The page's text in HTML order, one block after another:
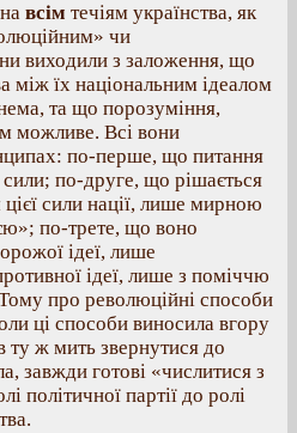
всім течіям українства, як
чи
виходили з заложення, що
між їх національним ідеалом
та що порозуміння,
можливе. Всі вони
по-перше, що питання
сили; по-друге, що рішається
сили нації, лише мирною
по-трете, що воно
ідеї, лише
ідеї, лише з поміччю
про революційні способи
ці способи виносила вгору
ту ж мить звернутися до
завжди готові «числитися з
політичної партії до ролі